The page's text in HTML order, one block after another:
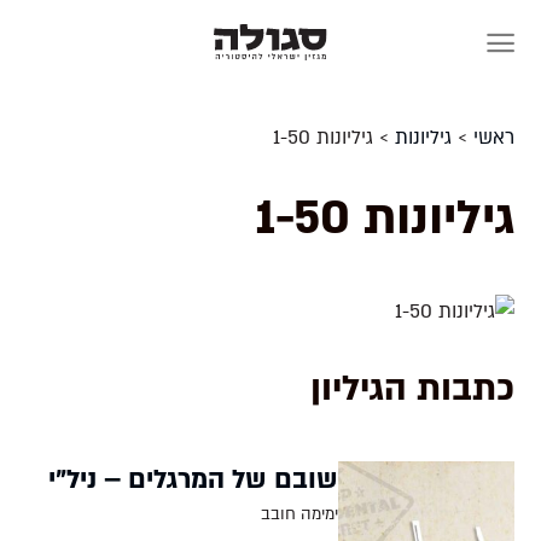
ראשי >גיליונות >גיליונות 1-50
גיליונות 1-50
כתבות הגיליון
שובם של המרגלים – ניל"י
ימימה חובב